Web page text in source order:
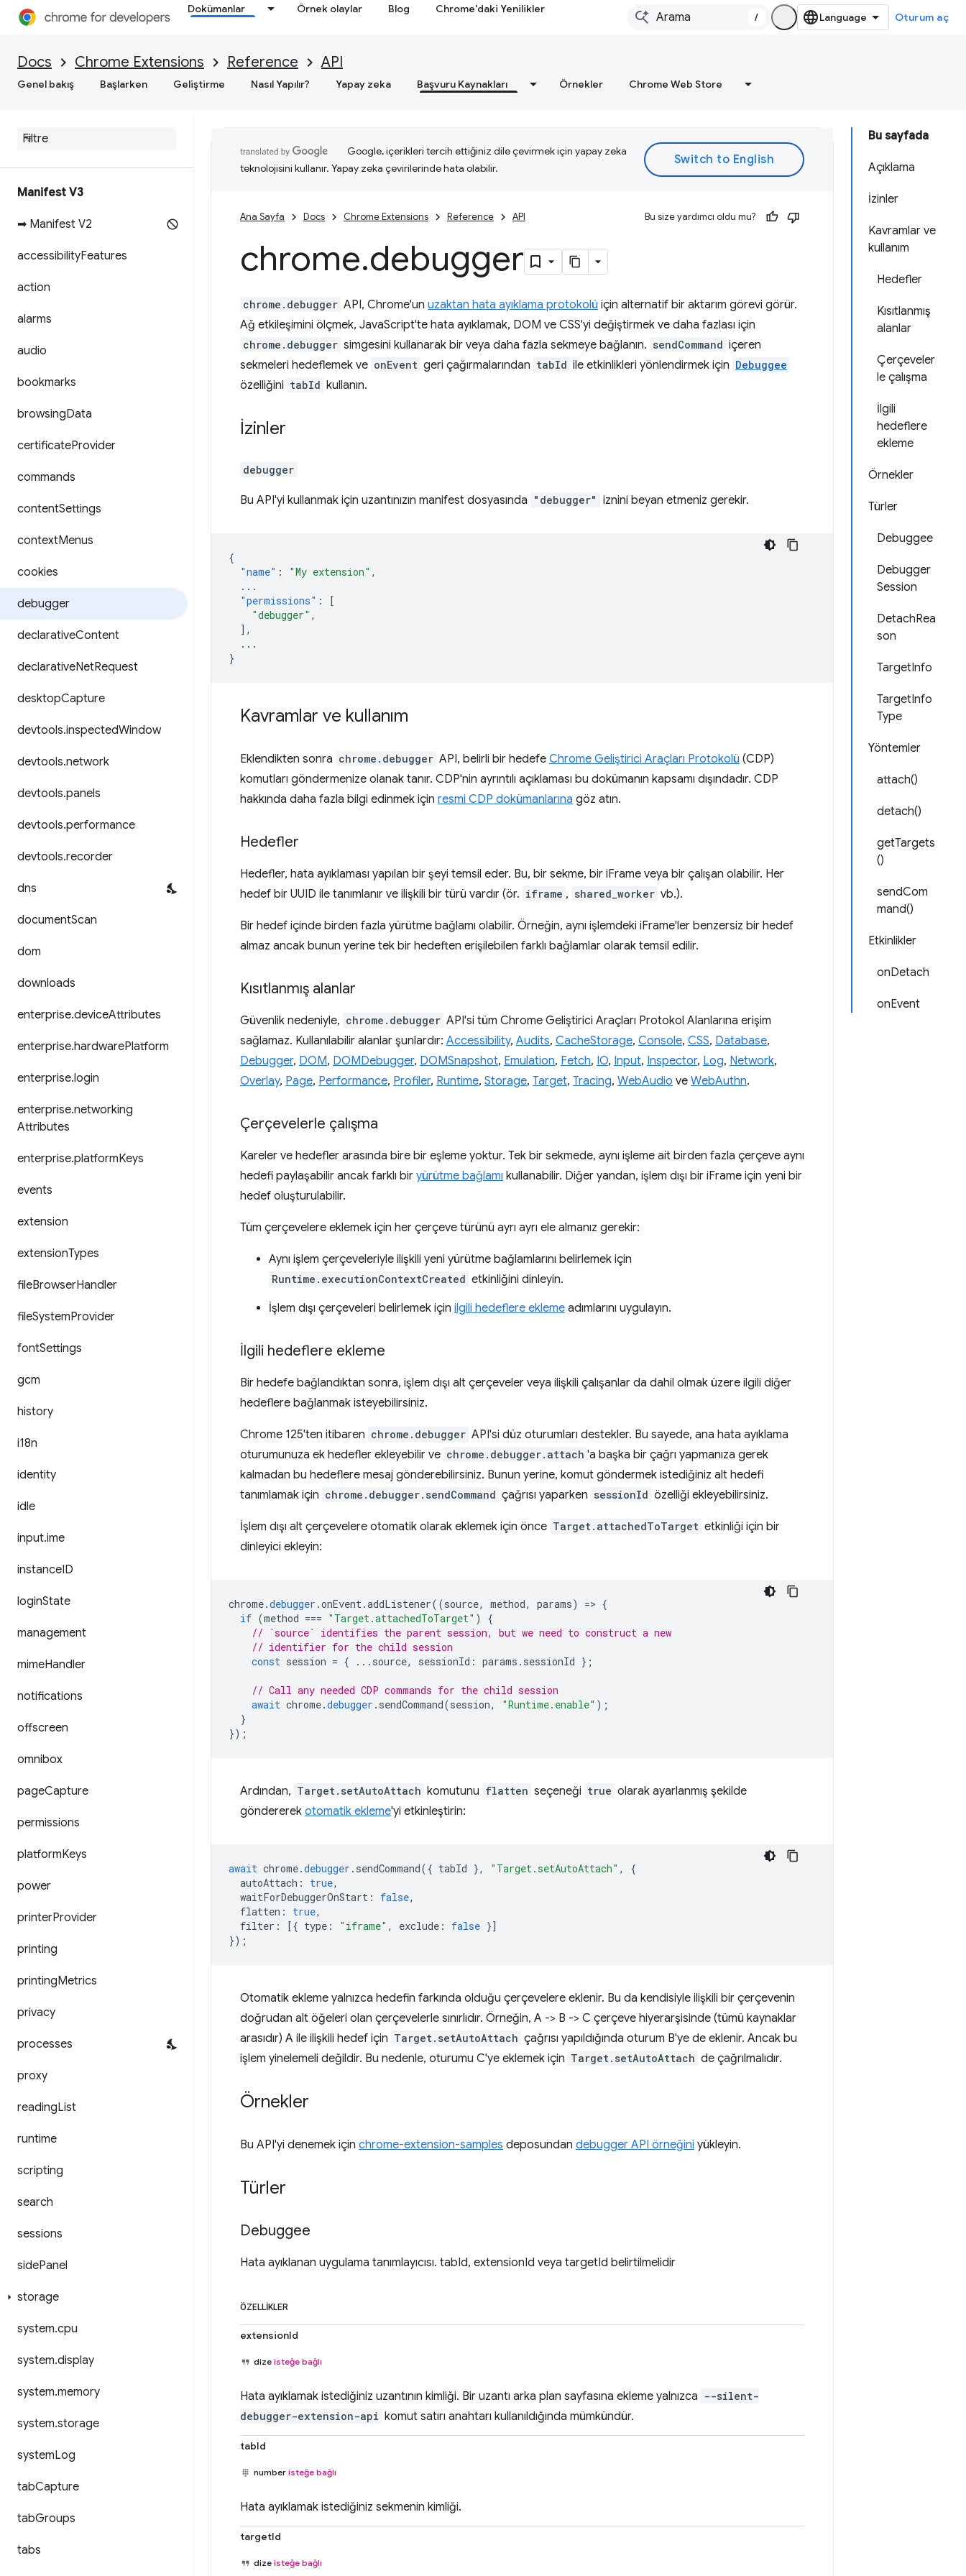
Dokümanlar Örnek olaylar Blog Chrome'daki Yenilikler
/ Oturum aç
Docs Chrome Extensions Reference API
Genel bakış Başlarken Geliştirme Nasıl Yapılır? Yapay zeka Başvuru Kaynakları Örnekler Chrome Web Store
Manifest V3
➡ Manifest V2
accessibilityFeatures
action
alarms
audio
bookmarks
browsingData
certificateProvider
commands
contentSettings
contextMenus
cookies
debugger
declarativeContent
declarativeNetRequest
desktopCapture
devtools.inspectedWindow
devtools.network
devtools.panels
devtools.performance
devtools.recorder
dns
documentScan
dom
downloads
enterprise.deviceAttributes
enterprise.hardwarePlatform
enterprise.login
enterprise.networking
Attributes
enterprise.platformKeys
events
extension
extensionTypes
fileBrowserHandler
fileSystemProvider
fontSettings
gcm
history
i18n
identity
idle
input.ime
instanceID
loginState
management
mimeHandler
notifications
offscreen
omnibox
pageCapture
permissions
platformKeys
power
printerProvider
printing
printingMetrics
privacy
processes
proxy
readingList
runtime
scripting
search
sessions
sidePanel
storage
system.cpu
system.display
system.memory
system.storage
systemLog
tabCapture
tabGroups
tabs
Bu sayfada
Açıklama
İzinler
Kavramlar ve
kullanım
Hedefler
Kısıtlanmış
alanlar
Çerçeveler
le çalışma
İlgili
hedeflere
ekleme
Örnekler
Türler
Debuggee
Debugger
Session
DetachRea
son
TargetInfo
TargetInfo
Type
Yöntemler
attach()
detach()
getTargets
()
sendCom
mand()
Etkinlikler
onDetach
onEvent
Google, içerikleri tercih ettiğiniz dile çevirmek için yapay zeka
teknolojisini kullanır. Yapay zeka çevirilerinde hata olabilir.
Ana Sayfa Docs Chrome Extensions Reference API Bu size yardımcı oldu mu?
chrome.debugger
chrome.debugger API, Chrome'un uzaktan hata ayıklama protokolü için alternatif bir aktarım görevi görür.
Ağ etkileşimini ölçmek, JavaScript'te hata ayıklamak, DOM ve CSS'yi değiştirmek ve daha fazlası için
chrome.debugger simgesini kullanarak bir veya daha fazla sekmeye bağlanın. sendCommand içeren
sekmeleri hedeflemek ve onEvent geri çağırmalarından tabId ile etkinlikleri yönlendirmek için Debuggee
özelliğini tabId kullanın.
İzinler
debugger
Bu API'yi kullanmak için uzantınızın manifest dosyasında "debugger" iznini beyan etmeniz gerekir.
{
"name" : "My extension" ,
...
"permissions" :
[
"debugger" ,
],
...
}
Kavramlar ve kullanım
Eklendikten sonra chrome.debugger API, belirli bir hedefe Chrome Geliştirici Araçları Protokolü (CDP)
komutları göndermenize olanak tanır. CDP'nin ayrıntılı açıklaması bu dokümanın kapsamı dışındadır. CDP
hakkında daha fazla bilgi edinmek için resmi CDP dokümanlarına göz atın.
Hedefler
Hedefler, hata ayıklaması yapılan bir şeyi temsil eder. Bu, bir sekme, bir iFrame veya bir çalışan olabilir. Her
hedef bir UUID ile tanımlanır ve ilişkili bir türü vardır (ör. iframe , shared_worker vb.).
Bir hedef içinde birden fazla yürütme bağlamı olabilir. Örneğin, aynı işlemdeki iFrame'ler benzersiz bir hedef
almaz ancak bunun yerine tek bir hedeften erişilebilen farklı bağlamlar olarak temsil edilir.
Kısıtlanmış alanlar
Güvenlik nedeniyle, chrome.debugger API'si tüm Chrome Geliştirici Araçları Protokol Alanlarına erişim
sağlamaz. Kullanılabilir alanlar şunlardır: Accessibility, Audits, CacheStorage, Console, CSS, Database,
Debugger, DOM, DOMDebugger, DOMSnapshot, Emulation, Fetch, IO, Input, Inspector, Log, Network,
Overlay, Page, Performance, Profiler, Runtime, Storage, Target, Tracing, WebAudio ve WebAuthn.
Çerçevelerle çalışma
Kareler ve hedefler arasında bire bir eşleme yoktur. Tek bir sekmede, aynı işleme ait birden fazla çerçeve aynı
hedefi paylaşabilir ancak farklı bir yürütme bağlamı kullanabilir. Diğer yandan, işlem dışı bir iFrame için yeni bir
hedef oluşturulabilir.
Tüm çerçevelere eklemek için her çerçeve türünü ayrı ayrı ele almanız gerekir:
Aynı işlem çerçeveleriyle ilişkili yeni yürütme bağlamlarını belirlemek için
Runtime.executionContextCreated etkinliğini dinleyin.
İşlem dışı çerçeveleri belirlemek için ilgili hedeflere ekleme adımlarını uygulayın.
İlgili hedeflere ekleme
Bir hedefe bağlandıktan sonra, işlem dışı alt çerçeveler veya ilişkili çalışanlar da dahil olmak üzere ilgili diğer
hedeflere bağlanmak isteyebilirsiniz.
Chrome 125'ten itibaren chrome.debugger API'si düz oturumları destekler. Bu sayede, ana hata ayıklama
oturumunuza ek hedefler ekleyebilir ve chrome.debugger.attach 'a başka bir çağrı yapmanıza gerek
kalmadan bu hedeflere mesaj gönderebilirsiniz. Bunun yerine, komut göndermek istediğiniz alt hedefi
tanımlamak için chrome.debugger.sendCommand çağrısı yaparken sessionId özelliği ekleyebilirsiniz.
İşlem dışı alt çerçevelere otomatik olarak eklemek için önce Target.attachedToTarget etkinliği için bir
dinleyici ekleyin:
chrome.debugger .onEvent.addListener((source, method, params) => {
if (method === "Target.attachedToTarget" )
{
// `source` identifies the parent session, but we need to construct a new
// identifier for the child session
const session = { ... source, sessionId : params . sessionId };
// Call any needed CDP commands for the child session
await chrome.debugger . sendCommand(session, "Runtime.enable" );
}
});
Ardından, Target.setAutoAttach komutunu flatten seçeneği true olarak ayarlanmış şekilde
göndererek otomatik ekleme'yi etkinleştirin:
await chrome.debugger . sendCommand({ tabId }, "Target.setAutoAttach" ,
{
autoAttach : true,
waitForDebuggerOnStart : false,
flatten : true,
filter : [{ type : "iframe" , exclude : false }]
});
Otomatik ekleme yalnızca hedefin farkında olduğu çerçevelere eklenir. Bu da kendisiyle ilişkili bir çerçevenin
doğrudan alt öğeleri olan çerçevelerle sınırlıdır. Örneğin, A -> B -> C çerçeve hiyerarşisinde (tümü kaynaklar
arasıdır) A ile ilişkili hedef için Target.setAutoAttach çağrısı yapıldığında oturum B'ye de eklenir. Ancak bu
işlem yinelemeli değildir. Bu nedenle, oturumu C'ye eklemek için Target.setAutoAttach de çağrılmalıdır.
Örnekler
Bu API'yi denemek için chrome-extension-samples deposundan debugger API örneğini yükleyin.
Türler
Debuggee
Hata ayıklanan uygulama tanımlayıcısı. tabId, extensionId veya targetId belirtilmelidir
ÖZELLIKLER
extensionId
dize isteğe bağlı
Hata ayıklamak istediğiniz uzantının kimliği. Bir uzantı arka plan sayfasına ekleme yalnızca --silent-
debugger-extension-api komut satırı anahtarı kullanıldığında mümkündür.
tabId
number isteğe bağlı
Hata ayıklamak istediğiniz sekmenin kimliği.
targetId
dize isteğe bağlı